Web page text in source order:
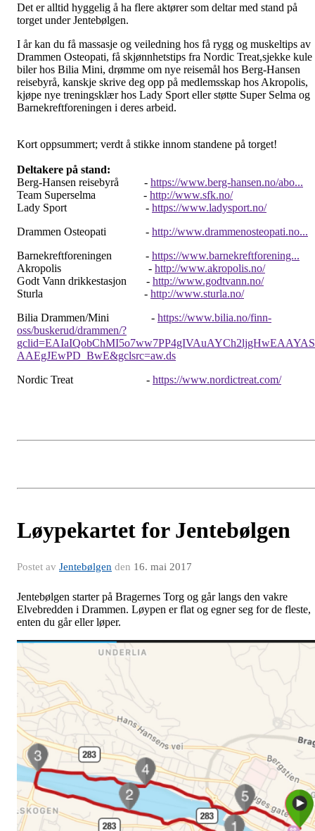
Det er alltid hyggelig å ha flere aktører som deltar med stand på
torget under Jentebølgen.
I år kan du få massasje og veiledning hos få rygg og muskeltips av
Drammen Osteopati, få skjønnhetstips fra Nordic Treat,sjekke kule
biler hos Bilia Mini, drømme om nye reisemål hos Berg-Hansen
reisebyrå, kanskje skrive deg opp på medlemsskap hos Akropolis,
kjøpe nye treningsklær hos Lady Sport eller støtte Super Selma og
Barnekreftforeningen i deres arbeid.
Kort oppsummert; verdt å stikke innom standene på torget!
Deltakere på stand:
Berg-Hansen reisebyrå - https://www.berg-hansen.no/abo...
Team Superselma - http://www.sfk.no/
Lady Sport - https://www.ladysport.no/
Drammen Osteopati - http://www.drammenosteopati.no...
Barnekreftforeningen - https://www.barnekreftforening...
Akropolis - http://www.akropolis.no/
Godt Vann drikkestasjon - http://www.godtvann.no/
Sturla - http://www.sturla.no/
Bilia Drammen/Mini - https://www.bilia.no/finn-
oss/buskerud/drammen/?
gclid=EAIaIQobChMI5o7ww7PP4gIVAuAYCh2ljgHwEAAYAS
AAEgJEwPD_BwE&gclsrc=aw.ds
Nordic Treat - https://www.nordictreat.com/
Løypekartet for Jentebølgen
Postet av Jentebølgen den 16. mai 2017
Jentebølgen starter på Bragernes Torg og går langs den vakre
Elvebredden i Drammen. Løypen er flat og egner seg for de fleste,
enten du går eller løper.